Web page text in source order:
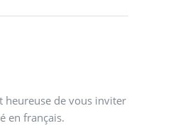
heureuse de vous inviter
en français.